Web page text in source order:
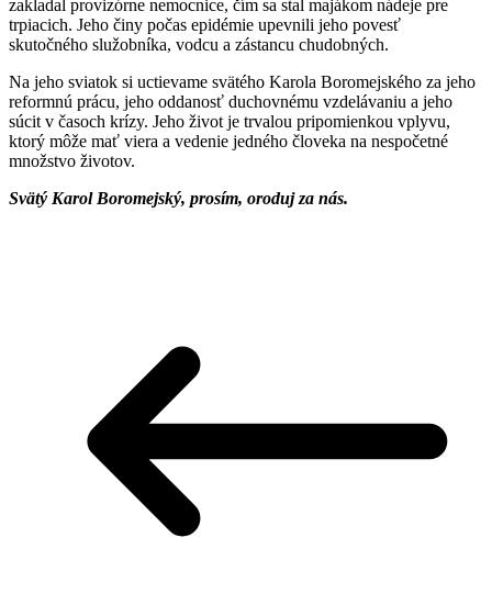
zakladal provizórne nemocnice, čím sa stal majákom nádeje pre
trpiacich. Jeho činy počas epidémie upevnili jeho povesť
skutočného služobníka, vodcu a zástancu chudobných.
Na jeho sviatok si uctievame svätého Karola Boromejského za jeho
reformnú prácu, jeho oddanosť duchovnému vzdelávaniu a jeho
súcit v časoch krízy. Jeho život je trvalou pripomienkou vplyvu,
ktorý môže mať viera a vedenie jedného človeka na nespočetné
množstvo životov.
Svätý Karol Boromejský, prosím, oroduj za nás.